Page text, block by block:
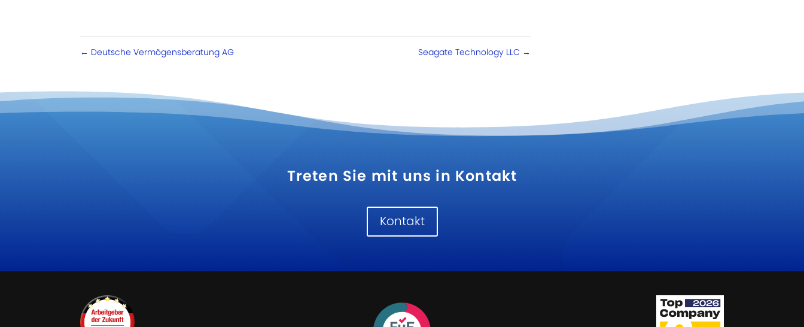
← Deutsche Vermögensberatung AG Seagate Technology LLC →
Treten Sie mit uns in Kontakt
Kontakt